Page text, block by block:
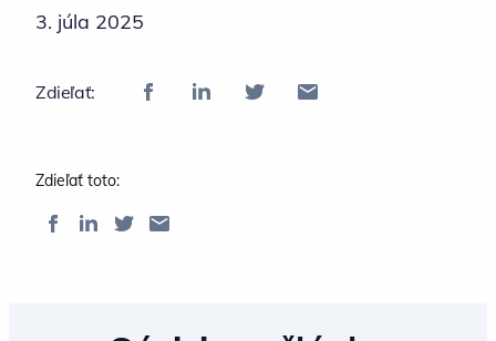
3. júla 2025
Zdieľať:
Zdieľať toto: